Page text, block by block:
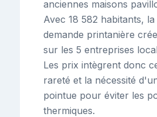
anciennes maisons
Avec 18 582 habitants,
demande printanière
sur les 5 entreprises
Les prix intègrent donc
rareté et la nécessité
pointue pour éviter les
thermiques.